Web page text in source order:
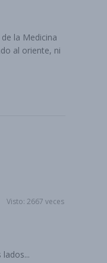
la Medicina
al oriente, ni
Visto: 2667 veces